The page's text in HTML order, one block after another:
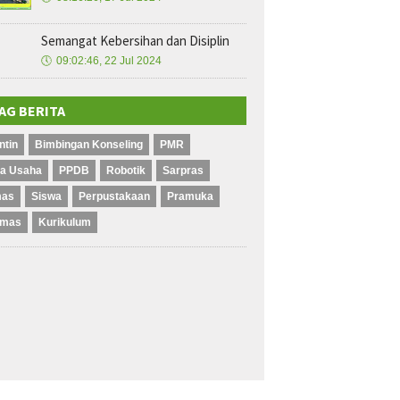
Semangat Kebersihan dan Disiplin
🕔 09:02:46, 22 Jul 2024
BERITA
Bimbingan Konseling PMR
Usaha PPDB Robotik Sarpras
Siswa Perpustakaan Pramuka
Kurikulum